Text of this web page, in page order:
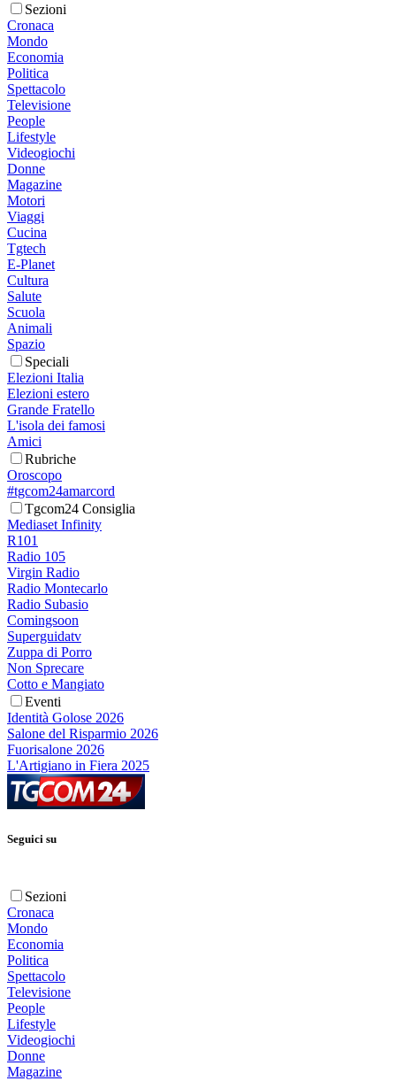
Sezioni
Cronaca
Mondo
Economia
Politica
Spettacolo
Televisione
People
Lifestyle
Videogiochi
Donne
Magazine
Motori
Viaggi
Cucina
Tgtech
E-Planet
Cultura
Salute
Scuola
Animali
Spazio
Speciali
Elezioni Italia
Elezioni estero
Grande Fratello
L'isola dei famosi
Amici
Rubriche
Oroscopo
#tgcom24amarcord
Tgcom24 Consiglia
Mediaset Infinity
R101
Radio 105
Virgin Radio
Radio Montecarlo
Radio Subasio
Comingsoon
Superguidatv
Zuppa di Porro
Non Sprecare
Cotto e Mangiato
Eventi
Identità Golose 2026
Salone del Risparmio 2026
Fuorisalone 2026
L'Artigiano in Fiera 2025
Seguici su
Sezioni
Cronaca
Mondo
Economia
Politica
Spettacolo
Televisione
People
Lifestyle
Videogiochi
Donne
Magazine